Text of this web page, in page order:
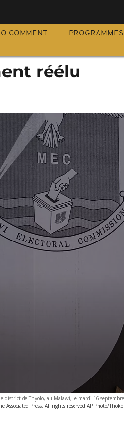
COMMENT PROGRAMMES
réélu
district de Thyolo, au Malawi, le mardi 16
Associated Press. All rights reserved AP Photo/